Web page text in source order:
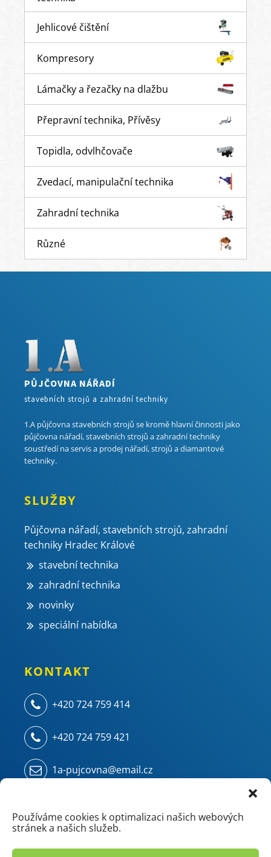
Používáme cookies k optimalizaci našich webových
stránek a našich služeb.
Jehlicové čištění
Kompresory
Lámačky a řezačky na dlažbu
Přepravní technika, Přívěsy
Topidla, odvlhčovače
Zvedací, manipulační technika
Zahradní technika
Různé
PŮJČOVNA NÁŘADÍ
stavebních strojů a zahradní techniky
1.A půjčovna stavebních strojů se kromě hlavní činnosti jako
půjčovna nářadí, stavebních strojů a zahradní techniky
soustředí na servis a prodej nářadí, strojů a diamantové
techniky.
SLUŽBY
Půjčovna nářadí, stavebních strojů, zahradní
techniky Hradec Králové
stavební technika
zahradní technika
novinky
speciální nabídka
KONTAKT
+420 724 759 414
+420 724 759 421
1a-pujcovna@email.cz
500 04 Hradec Králové - Kukleny
(areál ZVU - chemie/mostárna)